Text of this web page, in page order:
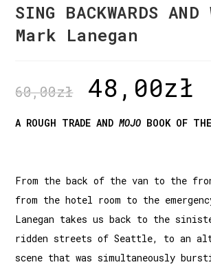
SING BACKWARDS AND
Mark Lanegan
60,00zł 48,00zł
A ROUGH TRADE ANDMOJO BOOK OF
From the back of the van to the
from the hotel room to the
Lanegan takes us back to the
ridden streets of Seattle, to an
scene that was simultaneously